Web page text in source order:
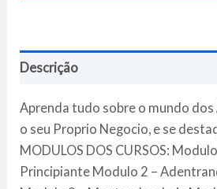
Descrição
Aprenda tudo sobre o mundo
o seu Proprio Negocio, e se
MODULOS DOS CURSOS:
Principiante Modulo 2 –